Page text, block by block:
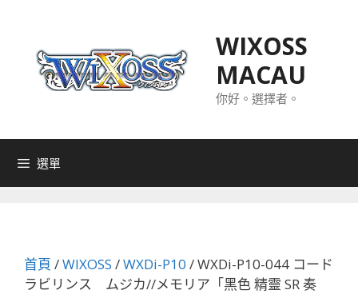
WIXOSS
MACAU
你好。選擇者。
選單
首頁 /WIXOSS /WXDi-P10 / WXDi-P10-044 コード
ラビリンス ムジカ//メモリア「黑色 精靈 SR 奏